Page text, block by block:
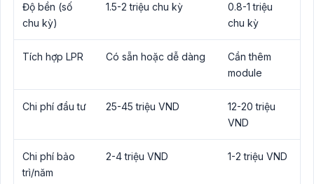
Độ bền (số
chu kỳ)
1.5-2 triệu chu kỳ
0.8-1 triệu
chu kỳ
Tích hợp LPR Có sẵn hoặc dễ dàng
Cần thêm
module
Chi phí đầu tư 25-45 triệu VND
12-20 triệu
VND
Chi phí bảo
trì/năm
2-4 triệu VND 1-2 triệu VND